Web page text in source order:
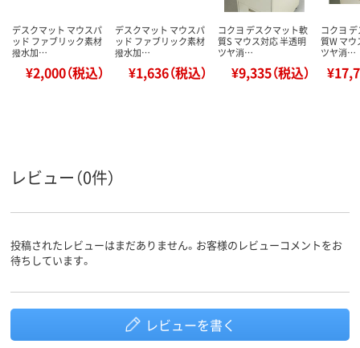
デスクマット マウスパ
ッド ファブリック素材
撥水加…
¥2,000（税込）
デスクマット マウスパ
ッド ファブリック素材
撥水加…
¥1,636（税込）
コクヨ デスクマット軟
質S マウス対応 半透明
ツヤ消…
¥9,335（税込）
コクヨ
質W マウ
ツヤ消…
レビュー（0件）
投稿されたレビューはまだありません。お客様のレビューコメントをお
待ちしています。
レビューを書く